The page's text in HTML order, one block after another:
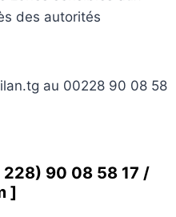
des autorités
au 00228 90 08 58
90 08 58 17 /
]